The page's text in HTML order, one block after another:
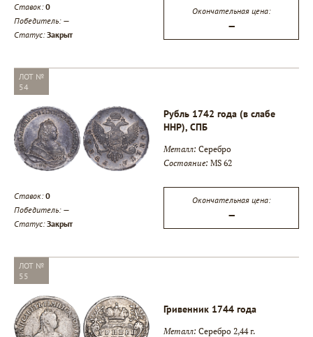
Ставок:0
Победитель: —
Статус:Закрыт
Окончательная цена:
—
ЛОТ №
54
Рубль 1742 года (в слабе
ННР), СПБ
Металл: Серебро
Состояние: MS 62
Ставок:0
Победитель: —
Статус:Закрыт
Окончательная цена:
—
ЛОТ №
55
Гривенник 1744 года
Металл: Серебро 2,44 г.